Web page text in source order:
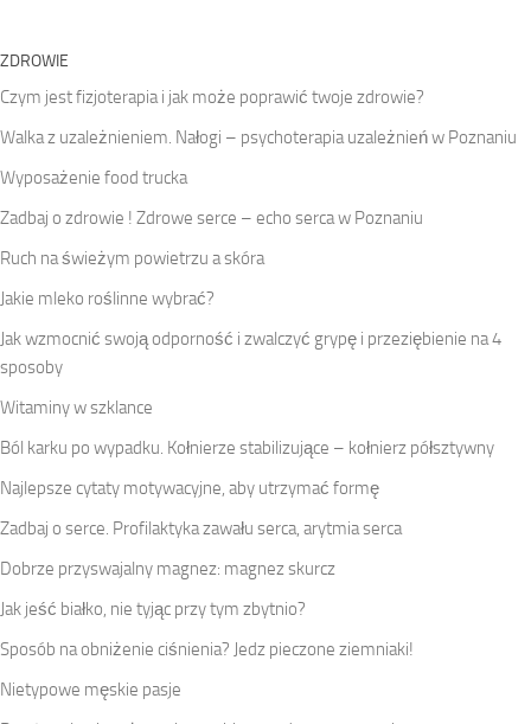
ZDROWIE
Czym jest fizjoterapia i jak może poprawić twoje zdrowie?
Walka z uzależnieniem. Nałogi – psychoterapia uzależnień w Poznaniu
Wyposażenie food trucka
Zadbaj o zdrowie ! Zdrowe serce – echo serca w Poznaniu
Ruch na świeżym powietrzu a skóra
Jakie mleko roślinne wybrać?
Jak wzmocnić swoją odporność i zwalczyć grypę i przeziębienie na 4
sposoby
Witaminy w szklance
Ból karku po wypadku. Kołnierze stabilizujące – kołnierz półsztywny
Najlepsze cytaty motywacyjne, aby utrzymać formę
Zadbaj o serce. Profilaktyka zawału serca, arytmia serca
Dobrze przyswajalny magnez: magnez skurcz
Jak jeść białko, nie tyjąc przy tym zbytnio?
Sposób na obniżenie ciśnienia? Jedz pieczone ziemniaki!
Nietypowe męskie pasje